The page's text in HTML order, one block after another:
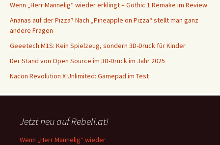
Wenn „Herr Mannelig“ wieder erklingt – Gothic 1 Remake im Review
Ananas auf der Pizza? Nach „Pineapple on Pizza“ stellt man ganz
andere Fragen
Geeetech M1S: Kein Spielzeug, sondern 3D-Druck für Kinder
Der Stand von Open Source im 3D-Druck im Jahr 2025
Nacon Revolution X Unlimited: Gamepad im Test
Jetzt neu auf Rebell.at!
Wenn „Herr Mannelig“ wieder